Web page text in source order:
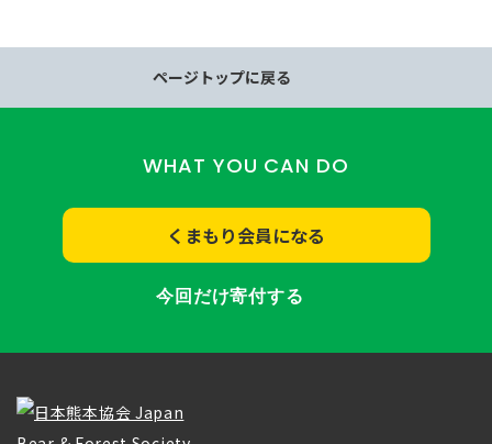
ページトップに戻る
WHAT YOU CAN DO
くまもり会員になる
今回だけ寄付する